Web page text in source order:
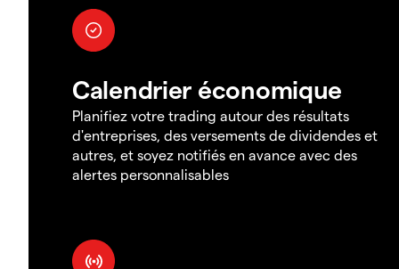
Calendrier économique
Planifiez votre trading autour des résultats
d'entreprises, des versements de dividendes et
autres, et soyez notifiés en avance avec des
alertes personnalisables